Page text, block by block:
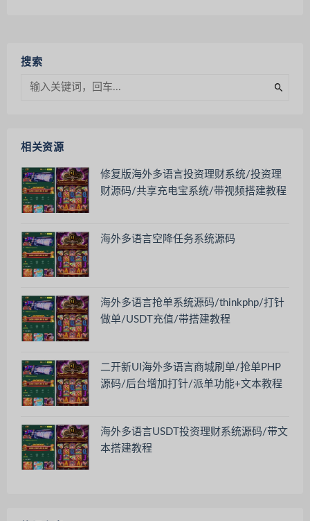
搜索
相关资源
修复版海外多语言投资理财系统/投资理
财源码/共享充电宝系统/带视频搭建教程
海外多语言空降任务系统源码
海外多语言抢单系统源码/thinkphp/打针
做单/USDT充值/带搭建教程
二开新UI海外多语言商城刷单/抢单PHP
源码/后台增加打针/派单功能+文本教程
海外多语言USDT投资理财系统源码/带文
本搭建教程